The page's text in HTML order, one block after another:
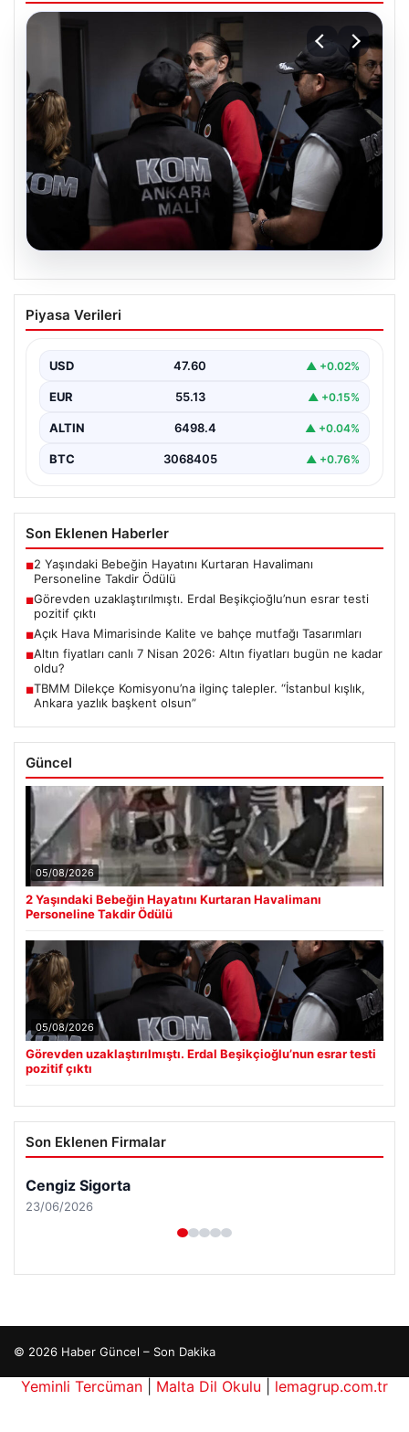
05.08.2026
Görevden uzaklaştırılmıştı. Erdal
Beşikçioğlu’nun esrar testi pozitif çıktı
ve Yolsuzluk Operasyonu Detayları","content":
"Türkiye'nin önemli belediyelerinden…
Piyasa Verileri
USD 47.60 ▲ +0.02%
EUR 55.13 ▲ +0.15%
ALTIN 6498.4 ▲ +0.04%
BTC 3068405 ▲ +0.76%
Son Eklenen Haberler
■2 Yaşındaki Bebeğin Hayatını Kurtaran Havalimanı
Personeline Takdir Ödülü
■Görevden uzaklaştırılmıştı. Erdal Beşikçioğlu’nun esrar testi
pozitif çıktı
■Açık Hava Mimarisinde Kalite ve bahçe mutfağı Tasarımları
■Altın fiyatları canlı 7 Nisan 2026: Altın fiyatları bugün ne kadar
oldu?
■TBMM Dilekçe Komisyonu’na ilginç talepler. “İstanbul kışlık,
Ankara yazlık başkent olsun”
Güncel
05/08/2026
2 Yaşındaki Bebeğin Hayatını Kurtaran Havalimanı
Personeline Takdir Ödülü
05/08/2026
Görevden uzaklaştırılmıştı. Erdal Beşikçioğlu’nun esrar testi
pozitif çıktı
Son Eklenen Firmalar
Cengiz Sigorta
23/06/2026
© 2026 Haber Güncel – Son Dakika
Yeminli Tercüman Malta Dil Okulu
lemagrup.com.tr